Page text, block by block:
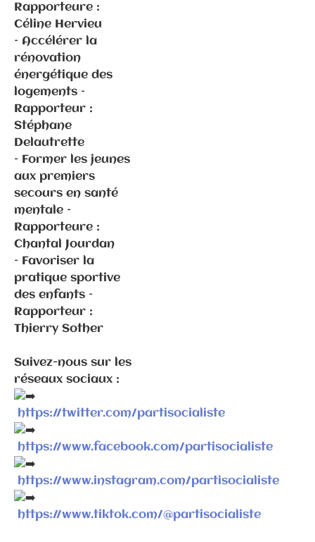
Rapporteure :
Céline Hervieu
– ⁠⁠Accélérer la
rénovation
énergétique des
logements –
Rapporteur :
Stéphane
Delautrette
– Former les jeunes
aux premiers
secours en santé
mentale –
Rapporteure :
Chantal Jourdan
– Favoriser la
pratique sportive
des enfants –
Rapporteur :
Thierry Sother
Suivez-nous sur les
réseaux sociaux :
https://twitter.com/partisocialiste
https://www.facebook.com/partisocialiste
https://www.instagram.com/partisocialiste
https://www.tiktok.com/@partisocialiste
de presse